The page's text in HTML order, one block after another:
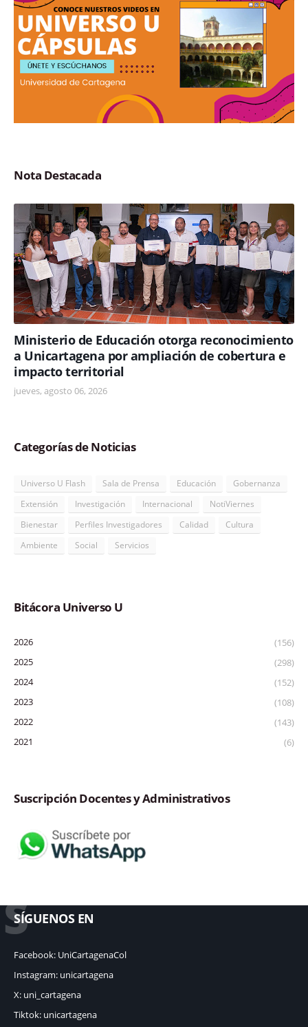
Nota Destacada
Ministerio de Educación otorga reconocimiento
a Unicartagena por ampliación de cobertura e
impacto territorial
jueves, agosto 06, 2026
Categorías de Noticias
Universo U Flash Sala de Prensa Educación
Gobernanza
Extensión
Investigación Internacional
NotiViernes
Bienestar
Perfiles Investigadores Calidad
Cultura
Ambiente
Social Servicios
Bitácora Universo U
2026
(156)
2025
(298)
2024
(152)
2023
(108)
2022
(143)
2021
(6)
Suscripción Docentes y Administrativos
S
SÍGUENOS EN
Facebook: UniCartagenaCol
Instagram: unicartagena
X: uni_cartagena
Tiktok: unicartagena